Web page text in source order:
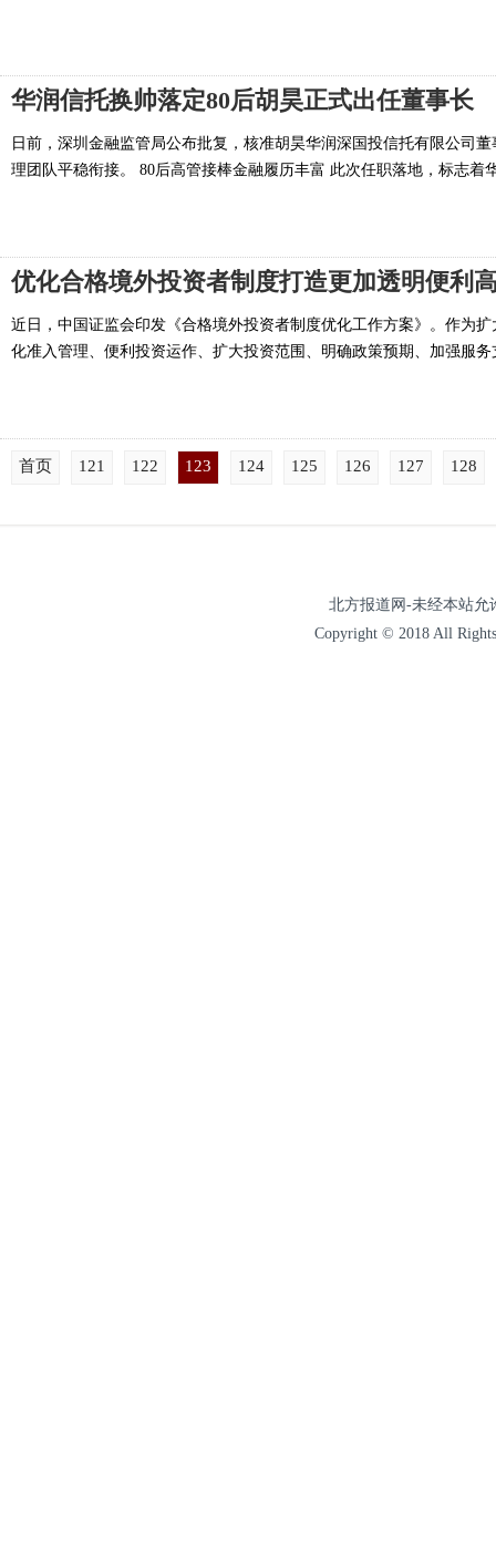
华润信托换帅落定80后胡昊正式出任董事长
日前，深圳金融监管局公布批复，核准胡昊华润深国投信托有限公司
理团队平稳衔接。 80后高管接棒金融履历丰富 此次任职落地，标志着
优化合格境外投资者制度打造更加透明便利
近日，中国证监会印发《合格境外投资者制度优化工作方案》。作为
化准入管理、便利投资运作、扩大投资范围、明确政策预期、加强服
首页 121 122 123 124 125 126 127 128
北方报道网-未经本站允
Copyright © 2018 All